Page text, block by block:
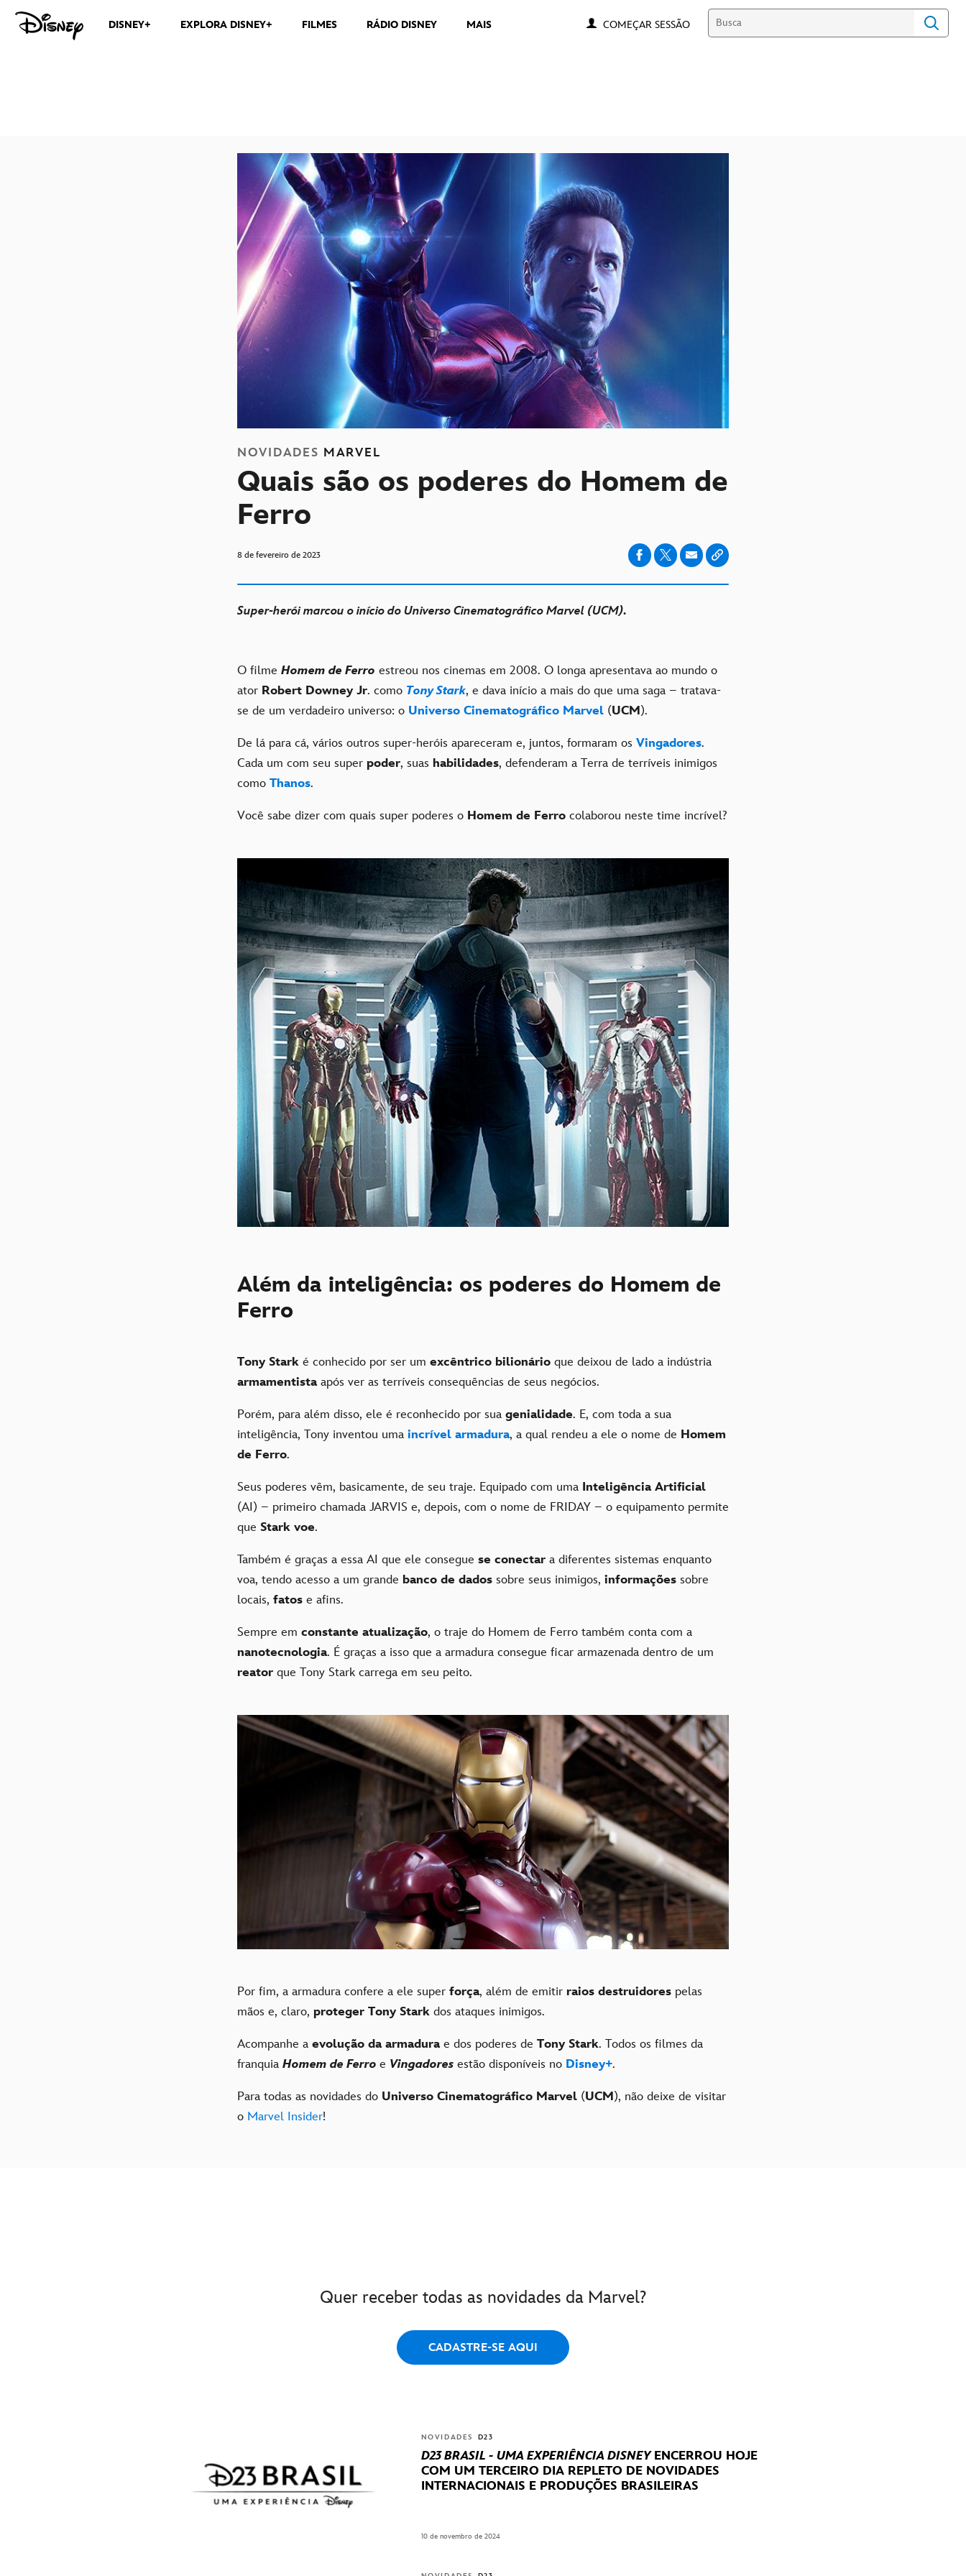
DISNEY+ EXPLORA DISNEY+ FILMES RÁDIO DISNEY MAIS COMEÇAR SESSÃO
NOVIDADES MARVEL
Quais são os poderes do Homem de
Ferro
8 de fevereiro de 2023
Super-herói marcou o início do Universo Cinematográfico Marvel (UCM).
O filme Homem de Ferro estreou nos cinemas em 2008. O longa apresentava ao mundo o
ator Robert Downey Jr. como Tony Stark, e dava início a mais do que uma saga – tratava-
se de um verdadeiro universo: o Universo Cinematográfico Marvel (UCM).
De lá para cá, vários outros super-heróis apareceram e, juntos, formaram os Vingadores.
Cada um com seu super poder, suas habilidades, defenderam a Terra de terríveis inimigos
como Thanos.
Você sabe dizer com quais super poderes o Homem de Ferro colaborou neste time incrível?
Além da inteligência: os poderes do Homem de
Ferro
Tony Stark é conhecido por ser um excêntrico bilionário que deixou de lado a indústria
armamentistaapós ver as terríveis consequências de seus negócios.
Porém, para além disso, ele é reconhecido por sua genialidade. E, com toda a sua
inteligência, Tony inventou uma incrível armadura, a qual rendeu a ele o nome de Homem
de Ferro.
Seus poderes vêm, basicamente, de seu traje. Equipado com uma Inteligência Artificial
(AI) – primeiro chamada JARVIS e, depois, com o nome de FRIDAY – o equipamento permite
que Stark voe.
Também é graças a essa AI que ele consegue se conectar a diferentes sistemas enquanto
voa, tendo acesso a um grande banco de dados sobre seus inimigos, informações sobre
locais, fatos e afins.
Sempre em constante atualização, o traje do Homem de Ferro também conta com a
nanotecnologia. É graças a isso que a armadura consegue ficar armazenada dentro de um
reator que Tony Stark carrega em seu peito.
Por fim, a armadura confere a ele super força, além de emitir raios destruidores pelas
mãos e, claro, proteger Tony Stark dos ataques inimigos.
Acompanhe a evolução da armadura e dos poderes de Tony Stark. Todos os filmes da
franquia Homem de Ferro e Vingadores estão disponíveis no Disney+.
Para todas as novidades do Universo Cinematográfico Marvel (UCM), não deixe de visitar
o Marvel Insider!
Quer receber todas as novidades da Marvel?
CADASTRE-SE AQUI
NOVIDADES D23
D23 BRASIL - UMA EXPERIÊNCIA DISNEYENCERROU HOJE
COM UM TERCEIRO DIA REPLETO DE NOVIDADES
INTERNACIONAIS E PRODUÇÕES BRASILEIRAS
10 de novembro de 2024